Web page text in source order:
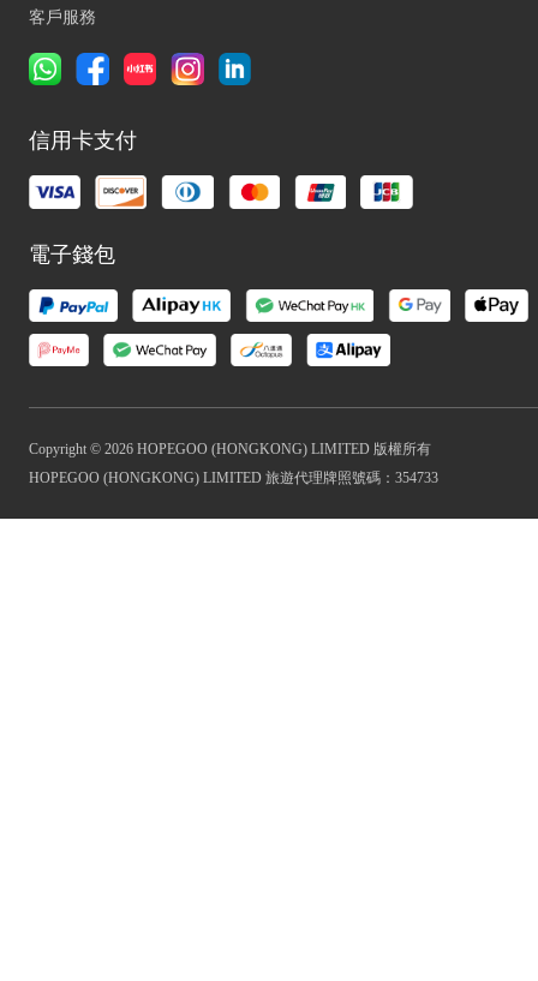
客戶服務
信用卡支付
電子錢包
Copyright © 2026 HOPEGOO (HONGKONG) LIMITED 版權所有
HOPEGOO (HONGKONG) LIMITED 旅遊代理牌照號碼：354733